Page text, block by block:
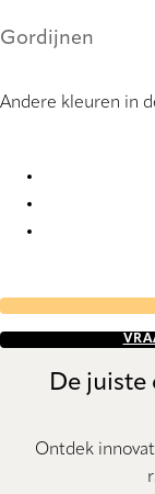
Gordijnen
Andere kleuren in
De
Ontdek